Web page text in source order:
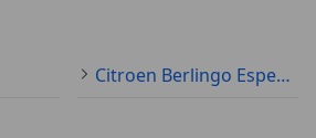
Citroen Berlingo Especificaciones técnicas